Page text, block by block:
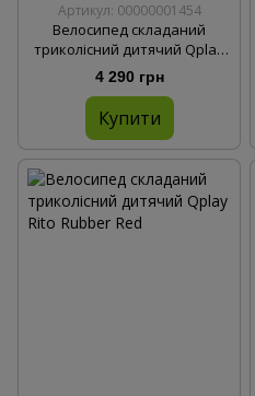
Артикул: 00000001454
Велосипед складаний
триколісний дитячий Qplay
RITO+ EVA Blue
4 290 грн
Купити